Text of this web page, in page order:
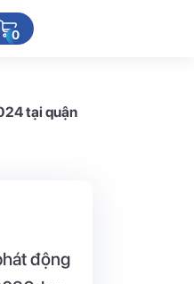
0
tại quận
động